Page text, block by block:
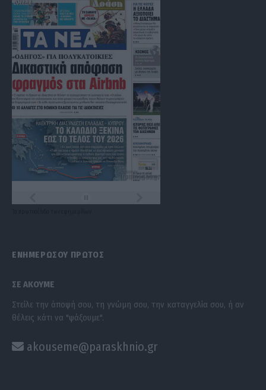
ΕΝΗΜΕΡΩΣΟΥ ΠΡΩΤΟΣ
ΣΕ ΑΚΟΥΜΕ
Στείλε την άποψή σου, τη γνώμη σου, την καταγγελία σου, ή αν
θέλεις κάτι να "ψάξουμε".
akouseme@paraskhnio.gr